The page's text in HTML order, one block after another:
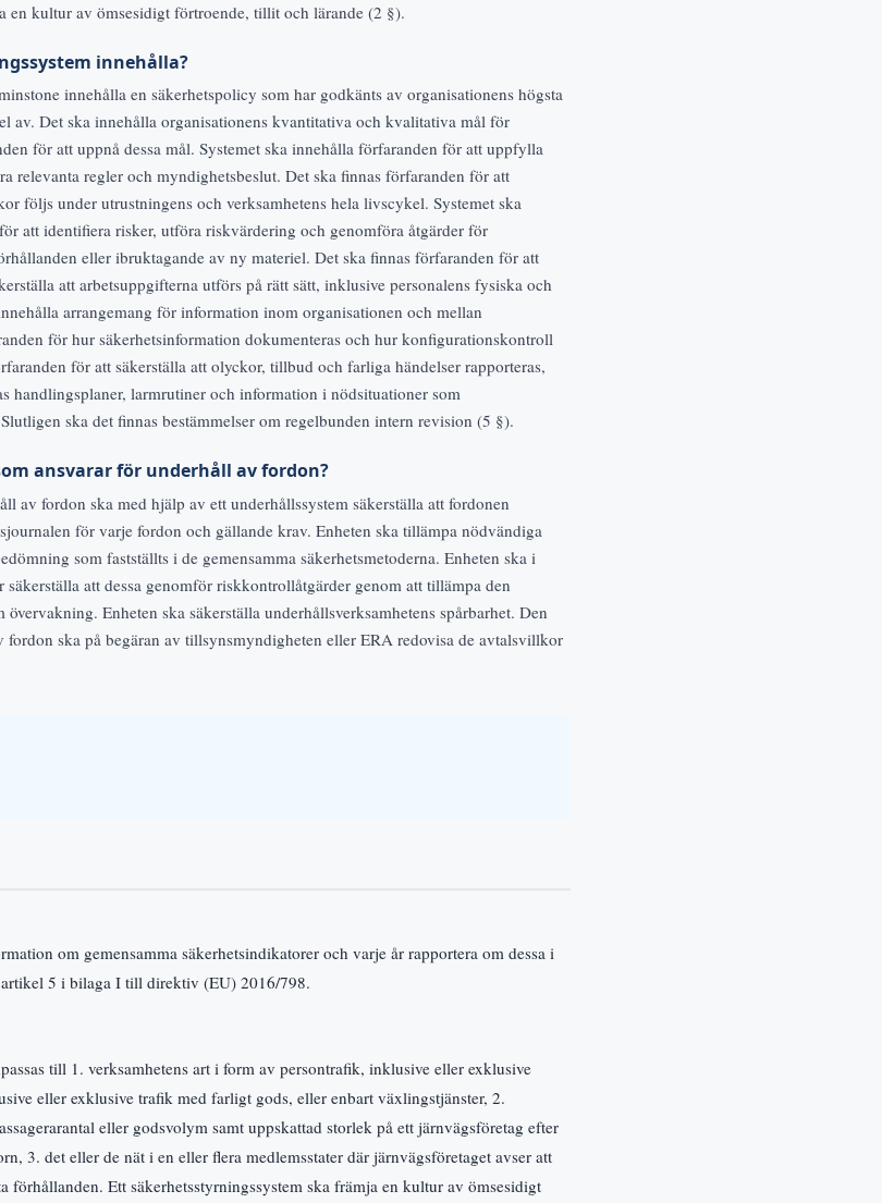
en kultur av ömsesidigt förtroende, tillit och lärande (2 §).
innehålla?
innehålla en säkerhetspolicy som har godkänts av organisationens högsta
av. Det ska innehålla organisationens kvantitativa och kvalitativa mål för
för att uppnå dessa mål. Systemet ska innehålla förfaranden för att uppfylla
relevanta regler och myndighetsbeslut. Det ska finnas förfaranden för att
följs under utrustningens och verksamhetens hela livscykel. Systemet ska
att identifiera risker, utföra riskvärdering och genomföra åtgärder för
eller ibruktagande av ny materiel. Det ska finnas förfaranden för att
att arbetsuppgifterna utförs på rätt sätt, inklusive personalens fysiska och
arrangemang för information inom organisationen och mellan
för hur säkerhetsinformation dokumenteras och hur konfigurationskontroll
för att säkerställa att olyckor, tillbud och farliga händelser rapporteras,
handlingsplaner, larmrutiner och information i nödsituationer som
ska det finnas bestämmelser om regelbunden intern revision (5 §).
ansvarar för underhåll av fordon?
av fordon ska med hjälp av ett underhållssystem säkerställa att fordonen
för varje fordon och gällande krav. Enheten ska tillämpa nödvändiga
som fastställts i de gemensamma säkerhetsmetoderna. Enheten ska i
att dessa genomför riskkontrollåtgärder genom att tillämpa den
övervakning. Enheten ska säkerställa underhållsverksamhetens spårbarhet. Den
fordon ska på begäran av tillsynsmyndigheten eller ERA redovisa de avtalsvillkor
om gemensamma säkerhetsindikatorer och varje år rapportera om dessa i
5 i bilaga I till direktiv (EU) 2016/798.
till 1. verksamhetens art i form av persontrafik, inklusive eller exklusive
eller exklusive trafik med farligt gods, eller enbart växlingstjänster, 2.
eller godsvolym samt uppskattad storlek på ett järnvägsföretag efter
3. det eller de nät i en eller flera medlemsstater där järnvägsföretaget avser att
förhållanden. Ett säkerhetsstyrningssystem ska främja en kultur av ömsesidigt